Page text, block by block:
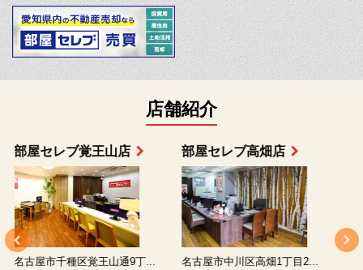
店舗紹介
部屋セレブ上小田井店
名古屋市西区八筋町277 ...
部屋セレブ中村店
名古屋市中村区太閤通9-1...